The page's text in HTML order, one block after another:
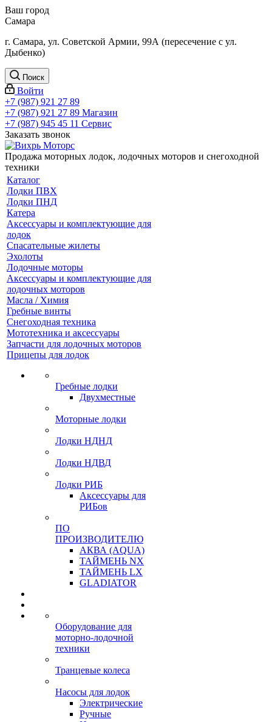
Ваш город
Самара
г. Самара, ул. Советской Армии, 99А (пересечение с ул.
Дыбенко)
Поиск
Войти
+7 (987) 921 27 89
+7 (987) 921 27 89 Магазин
+7 (987) 945 45 11 Сервис
Заказать звонок
Продажа моторных лодок, лодочных моторов и снегоходной
техники
Каталог
Лодки ПВХ
Лодки ПНД
Катера
Аксессуары и комплектующие для
лодок
Спасательные жилеты
Эхолоты
Лодочные моторы
Аксессуары и комплектующие для
лодочных моторов
Масла / Химия
Гребные винты
Снегоходная техника
Мототехника и аксессуары
Запчасти для лодочных моторов
Прицепы для лодок
Гребные лодки
Двухместные
Моторные лодки
Лодки НДНД
Лодки НДВД
Лодки РИБ
Аксессуары для
РИБов
ПО
ПРОИЗВОДИТЕЛЮ
АКВА (AQUA)
ТАЙМЕНЬ NX
ТАЙМЕНЬ LX
GLADIATOR
Оборудование для
моторно-лодочной
техники
Транцевые колеса
Насосы для лодок
Электрические
Ручные